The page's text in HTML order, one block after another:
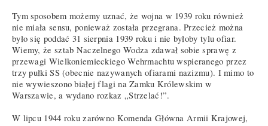
Tym sposobem możemy uznać, że wojna w 1939 roku również
nie miała sensu, ponieważ została przegrana. Przecież można
było się poddać 31 sierpnia 1939 roku i nie byłoby tylu ofiar.
Wiemy, że sztab Naczelnego Wodza zdawał sobie sprawę z
przewagi Wielkoniemieckiego Wehrmachtu wspieranego przez
trzy pułki SS (obecnie nazywanych ofiarami nazizmu). I mimo to
nie wywieszono białej flagi na Zamku Królewskim w
Warszawie, a wydano rozkaz „Strzelać!”.
W lipcu 1944 roku zarówno Komenda Główna Armii Krajowej,